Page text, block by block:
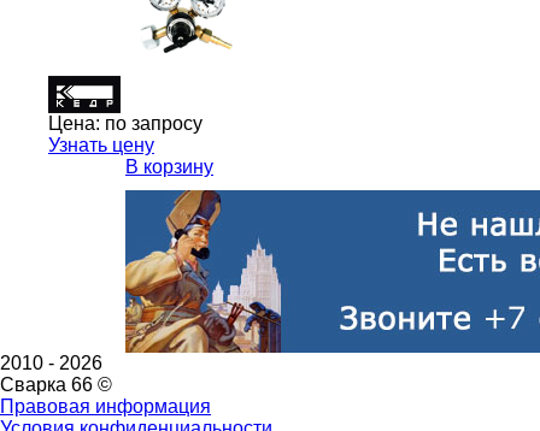
Цена: по запросу
Узнать цену
В корзину
2010 - 2026
Сварка 66 ©
Правовая информация